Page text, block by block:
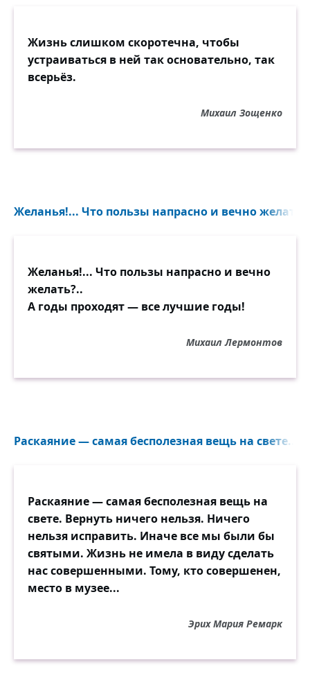
несчастный случай,
Я всё перенесу, но не лети так, жизнь.
Жизнь слишком скоротечна, чтобы
устраиваться в ней так основательно, так
всерьёз.
Михаил Зощенко
Желанья!... Что пользы напрасно и вечно
Желанья!... Что пользы напрасно и вечно
желать?..
А годы проходят — все лучшие годы!
Михаил Лермонтов
Раскаяние — самая бесполезная вещь на свете...
Раскаяние — самая бесполезная вещь на
свете. Вернуть ничего нельзя. Ничего
нельзя исправить. Иначе все мы были бы
святыми. Жизнь не имела в виду сделать
нас совершенными. Тому, кто совершенен,
место в музее...
Эрих Мария Ремарк